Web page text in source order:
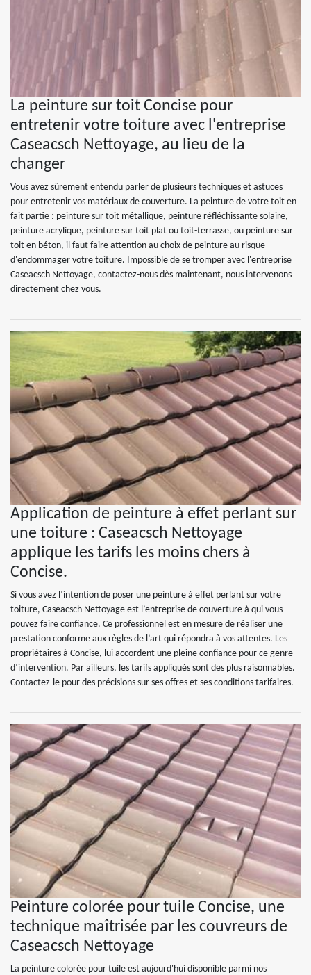
La peinture sur toit Concise pour
entretenir votre toiture avec l'entreprise
Caseacsch Nettoyage, au lieu de la
changer
Vous avez sûrement entendu parler de plusieurs techniques et astuces
pour entretenir vos matériaux de couverture. La peinture de votre toit en
fait partie : peinture sur toit métallique, peinture réfléchissante solaire,
peinture acrylique, peinture sur toit plat ou toit-terrasse, ou peinture sur
toit en béton, il faut faire attention au choix de peinture au risque
d'endommager votre toiture. Impossible de se tromper avec l'entreprise
Caseacsch Nettoyage, contactez-nous dès maintenant, nous intervenons
directement chez vous.
Application de peinture à effet perlant sur
une toiture : Caseacsch Nettoyage
applique les tarifs les moins chers à
Concise.
Si vous avez l’intention de poser une peinture à effet perlant sur votre
toiture, Caseacsch Nettoyage est l’entreprise de couverture à qui vous
pouvez faire confiance. Ce professionnel est en mesure de réaliser une
prestation conforme aux règles de l’art qui répondra à vos attentes. Les
propriétaires à Concise, lui accordent une pleine confiance pour ce genre
d’intervention. Par ailleurs, les tarifs appliqués sont des plus raisonnables.
Contactez-le pour des précisions sur ses offres et ses conditions tarifaires.
Peinture colorée pour tuile Concise, une
technique maîtrisée par les couvreurs de
Caseacsch Nettoyage
La peinture colorée pour tuile est aujourd'hui disponible parmi nos